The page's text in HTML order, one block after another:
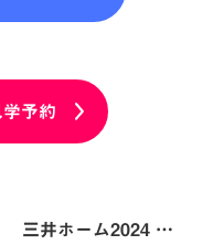
予約
三井ホーム2024 …